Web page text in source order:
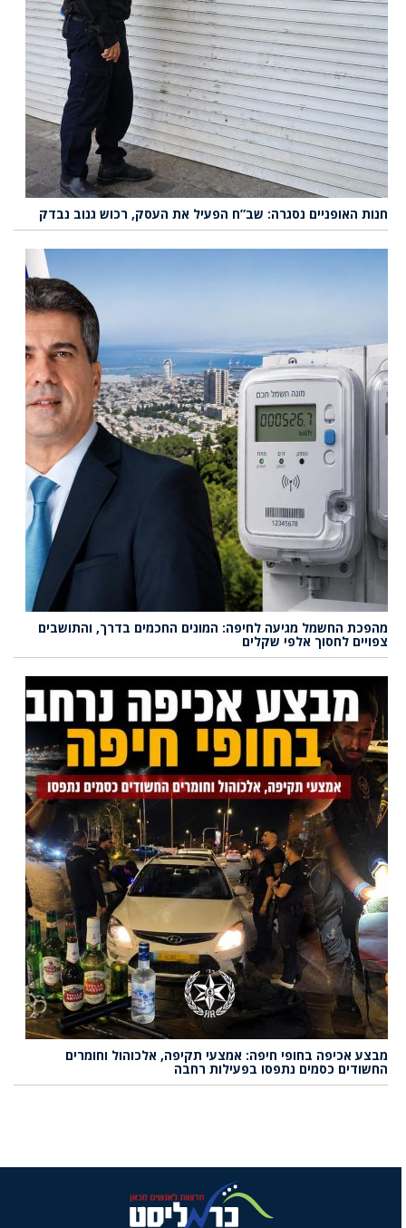
חנות האופניים נסגרה: שב”ח הפעיל את העסק, רכוש גנוב נבדק
מהפכת החשמל מגיעה לחיפה: המונים החכמים בדרך, והתושבים
צפויים לחסוך אלפי שקלים
מבצע אכיפה בחופי חיפה: אמצעי תקיפה, אלכוהול וחומרים
החשודים כסמים נתפסו בפעילות רחבה